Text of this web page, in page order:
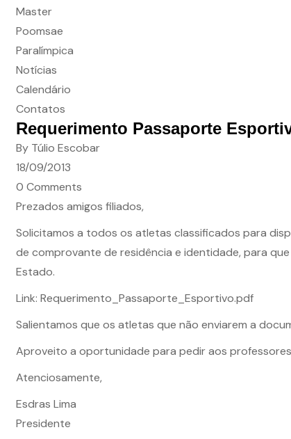
Master
Poomsae
Paralímpica
Notícias
Calendário
Contatos
Requerimento Passaporte
By Túlio Escobar
18/09/2013
0 Comments
Prezados amigos filiados,
Solicitamos a todos os atletas classificados para
de comprovante de residência e identidade, para
Estado.
Link: Requerimento_Passaporte_Esportivo.pdf
Salientamos que os atletas que não enviarem a
Aproveito a oportunidade para pedir aos
Atenciosamente,
Esdras Lima
Presidente